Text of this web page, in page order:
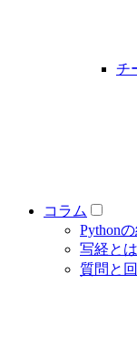
チ
コラム
Python
写経とは
質問と